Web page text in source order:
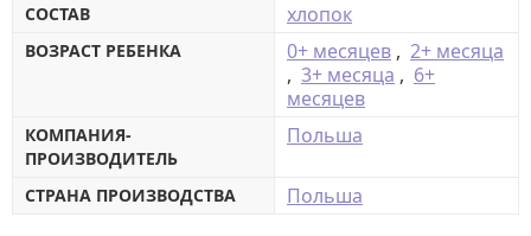
СОСТАВ хлопок
ВОЗРАСТ РЕБЕНКА 0+ месяцев , 2+ месяца
, 3+ месяца , 6+
месяцев
КОМПАНИЯ-
ПРОИЗВОДИТЕЛЬ
Польша
СТРАНА ПРОИЗВОДСТВА Польша